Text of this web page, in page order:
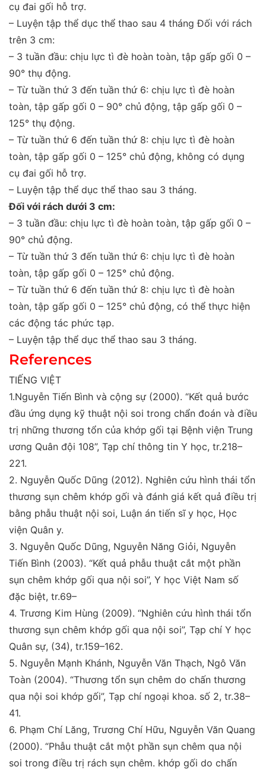
cụ đai gối hỗ trợ.
– Luyện tập thể dục thể thao sau 4 tháng Đối với rách
trên 3 cm:
– 3 tuần đầu: chịu lực tì đè hoàn toàn, tập gấp gối 0 –
90° thụ động.
– Từ tuần thứ 3 đến tuần thứ 6: chịu lực tì đè hoàn
toàn, tập gấp gối 0 – 90° chủ động, tập gấp gối 0 –
125° thụ động.
– Từ tuần thứ 6 đến tuần thứ 8: chịu lực tì đè hoàn
toàn, tập gấp gối 0 – 125° chủ động, không có dụng
cụ đai gối hỗ trợ.
– Luyện tập thể dục thể thao sau 3 tháng.
Đối với rách dưới 3 cm:
– 3 tuần đầu: chịu lực tì đè hoàn toàn, tập gấp gối 0 –
90° chủ động.
– Từ tuần thứ 3 đến tuần thứ 6: chịu lực tì đè hoàn
toàn, tập gấp gối 0 – 125° chủ động.
– Từ tuần thứ 6 đến tuần thứ 8: chịu lực tì đè hoàn
toàn, tập gấp gối 0 – 125° chủ động, có thể thực hiện
các động tác phức tạp.
– Luyện tập thể dục thể thao sau 3 tháng.
References
TIẾNG VIỆT
1.Nguyễn Tiến Bình và cộng sự (2000). “Kết quả bước
đầu ứng dụng kỹ thuật nội soi trong chẩn đoán và điều
trị những thương tổn của khớp gối tại Bệnh viện Trung
ương Quân đội 108”, Tạp chí thông tin Y học, tr.218–
221.
2. Nguyễn Quốc Dũng (2012). Nghiên cứu hình thái tổn
thương sụn chêm khớp gối và đánh giá kết quả điều trị
bằng phẫu thuật nội soi, Luận án tiến sĩ y học, Học
viện Quân y.
3. Nguyễn Quốc Dũng, Nguyễn Năng Giỏi, Nguyễn
Tiến Bình (2003). “Kết quả phẫu thuật cắt một phần
sụn chêm khớp gối qua nội soi”, Y học Việt Nam số
đặc biệt, tr.69–
4. Trương Kim Hùng (2009). “Nghiên cứu hình thái tổn
thương sụn chêm khớp gối qua nội soi”, Tạp chí Y học
Quân sự, (34), tr.159–162.
5. Nguyễn Mạnh Khánh, Nguyễn Văn Thạch, Ngô Văn
Toàn (2004). “Thương tổn sụn chêm do chấn thương
qua nội soi khớp gối”, Tạp chí ngoại khoa. số 2, tr.38–
41.
6. Phạm Chí Lăng, Trương Chí Hữu, Nguyễn Văn Quang
(2000). “Phẫu thuật cắt một phần sụn chêm qua nội
soi trong điều trị rách sụn chêm. khớp gối do chấn